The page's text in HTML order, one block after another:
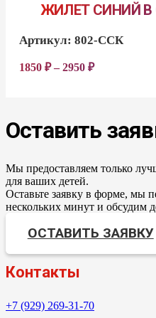
ЖИЛЕТ СИНИЙ В
Артикул:802-ССК
1850₽–2950₽
Оставить
Мы предоставляем только
для ваших детей.
Оставьте заявку в форме, мы
нескольких минут и обсудим
ОСТАВИТЬ ЗАЯВКУ
Контакты
+7 (929) 269-31-70